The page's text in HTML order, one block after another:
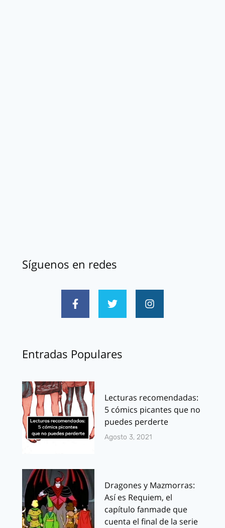
Síguenos en redes
Entradas Populares
Lecturas recomendadas:
5 cómics picantes que no
puedes perderte
Agosto 3, 2021
Dragones y Mazmorras:
Así es Requiem, el
capítulo fanmade que
cuenta el final de la serie